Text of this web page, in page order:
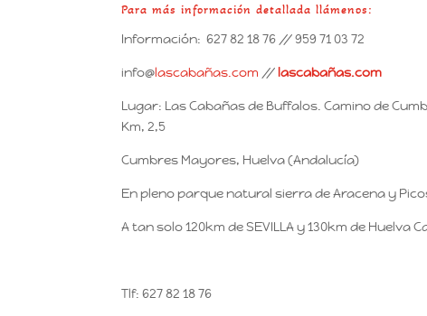
Para más información detallada llámenos:
Información: 627 82 18 76 // 959 71 03 72
info@lascabañas.com //lascabañas.com
Lugar: Las Cabañas de Buffalos. Camino de
Km, 2,5
Cumbres Mayores, Huelva (Andalucía)
En pleno parque natural sierra de Aracena y
A tan solo 120km de SEVILLA y 130km de Huelva
Tlf: 627 82 18 76